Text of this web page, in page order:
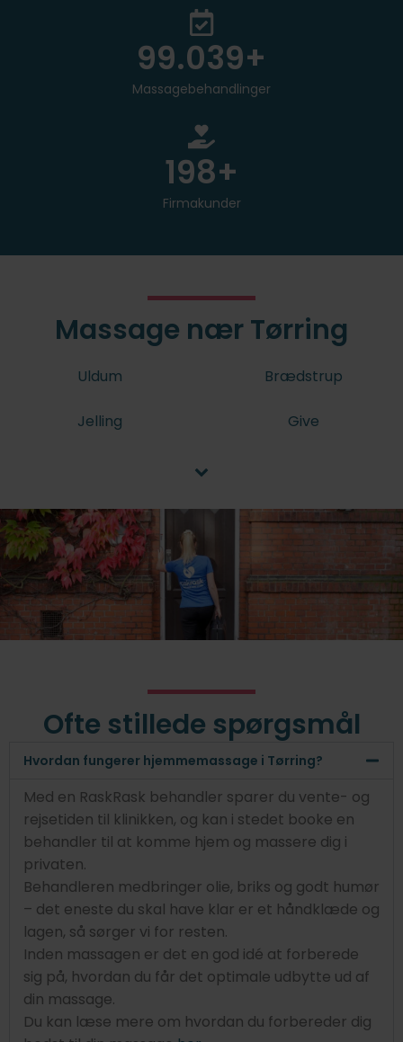
Massagebehandlinger
100.000+
Firmakunder
200+
Massage nær Tørring
Uldum Brædstrup
Jelling Give
Ofte stillede spørgsmål
Hvordan fungerer hjemmemassage i Tørring?
Med en RaskRask behandler sparer du vente- og
rejsetiden til klinikken, og kan i stedet booke en
behandler til at komme hjem og massere dig i
privaten.
Behandleren medbringer olie, briks og godt humør
– det eneste du skal have klar er et håndklæde og
lagen, så sørger vi for resten.
Inden massagen er det en god idé at forberede
sig på, hvordan du får det optimale udbytte ud af
din massage.
Du kan læse mere om hvordan du forbereder dig